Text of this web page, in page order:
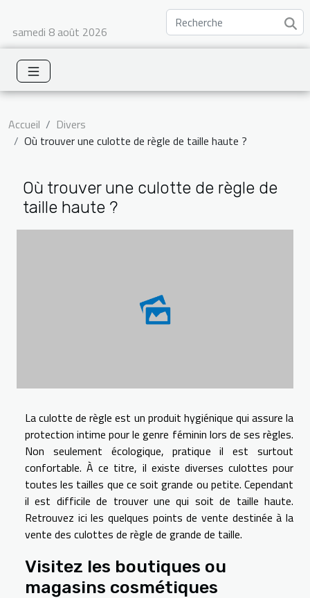
samedi 8 août 2026
Accueil
Divers
Où trouver une culotte de règle de taille haute ?
Où trouver une culotte de règle de
taille haute ?
La culotte de règle est un produit hygiénique qui assure la
protection intime pour le genre féminin lors de ses règles.
Non seulement écologique, pratique il est surtout
confortable. À ce titre, il existe diverses culottes pour
toutes les tailles que ce soit grande ou petite. Cependant
il est difficile de trouver une qui soit de taille haute.
Retrouvez ici les quelques points de vente destinée à la
vente des culottes de règle de grande de taille.
Visitez les boutiques ou
magasins cosmétiques